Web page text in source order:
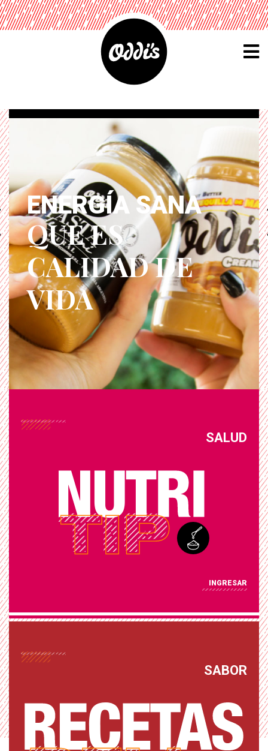
ENERGÍA SANA
QUE ES
CALIDAD DE
VIDA
SALUD
INGRESAR
SABOR